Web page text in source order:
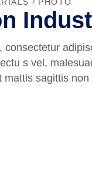
consectetur
s vel,
sagittis